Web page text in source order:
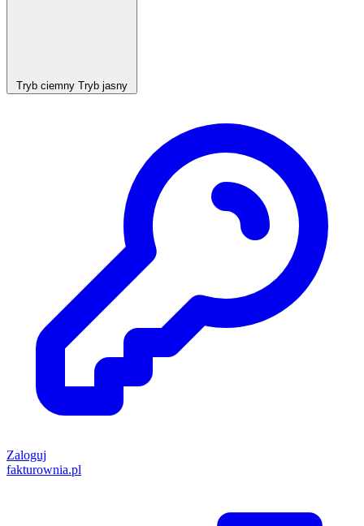
Tryb ciemny Tryb jasny
Zaloguj
fakturownia.pl